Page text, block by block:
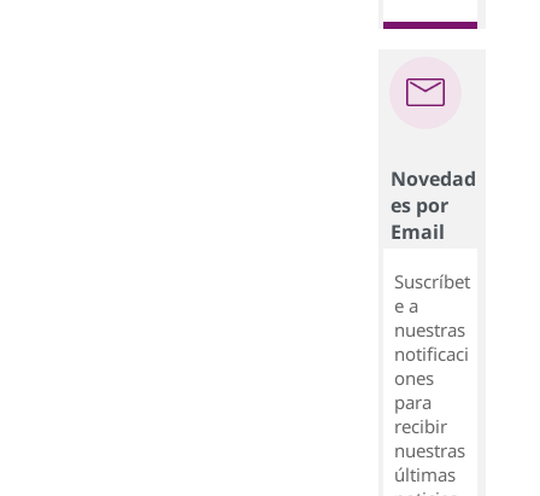
Novedad
es por
Email
Suscríbet
e a
nuestras
notificaci
ones
para
recibir
nuestras
últimas